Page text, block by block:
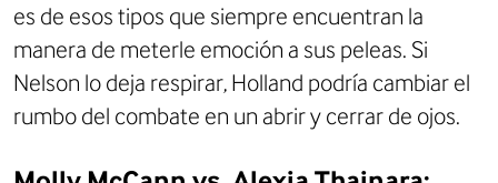
es de esos tipos que siempre encuentran la
manera de meterle emoción a sus peleas. Si
Nelson lo deja respirar, Holland podría cambiar el
rumbo del combate en un abrir y cerrar de ojos.